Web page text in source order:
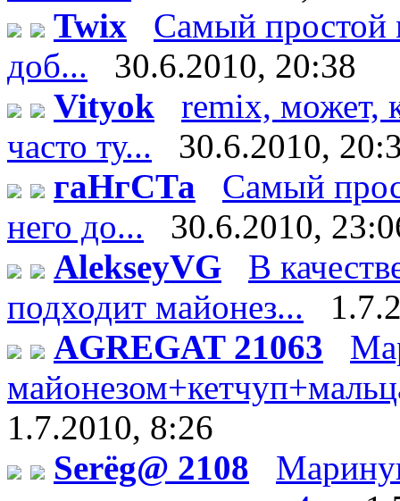
Twix
Самый простой
доб...
30.6.2010, 20:38
Vityok
remix, может,
часто ту...
30.6.2010,
гаНгСТа
Самый
него до...
30.6.2010,
AlekseyVG
В
подходит майонез...
AGREGAT 21063
1.7.2010, 8:26
Serёg@ 2108